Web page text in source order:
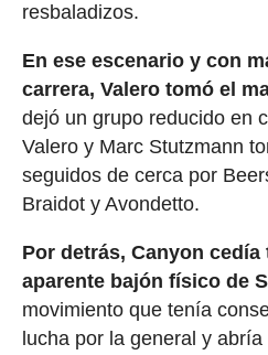
resbaladizos.
En ese escenario y con
carrera, Valero tomó el
dejó un grupo reducido en
Valero y Marc Stutzmann
seguidos de cerca por
Braidot y Avondetto.
Por detrás, Canyon
aparente bajón físico de
movimiento que tenía
lucha por la general y